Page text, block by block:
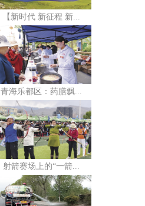
【新时代 新征程 新...
青海乐都区：药膳飘...
射箭赛场上的“一箭...